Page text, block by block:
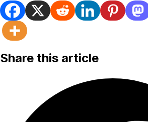
Share this article